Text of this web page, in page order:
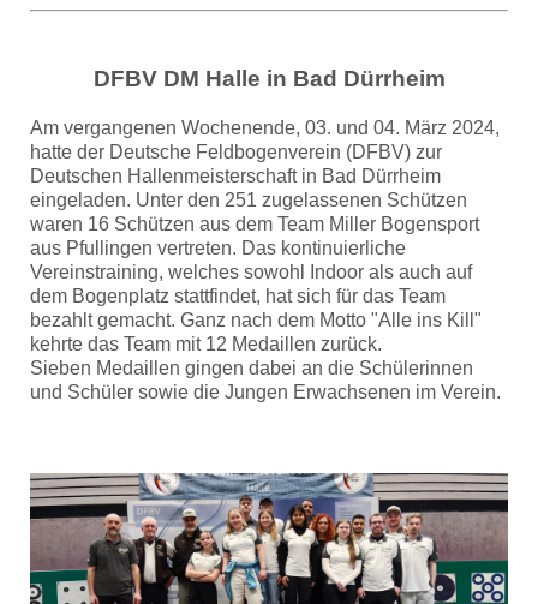
DFBV DM Halle in Bad Dürrheim
Am vergangenen Wochenende, 03. und 04. März 2024,
hatte der Deutsche Feldbogenverein (DFBV) zur
Deutschen Hallenmeisterschaft in Bad Dürrheim
eingeladen. Unter den 251 zugelassenen Schützen
waren 16 Schützen aus dem Team Miller Bogensport
aus Pfullingen vertreten. Das kontinuierliche
Vereinstraining, welches sowohl Indoor als auch auf
dem Bogenplatz stattfindet, hat sich für das Team
bezahlt gemacht. Ganz nach dem Motto "Alle ins Kill"
kehrte das Team mit 12 Medaillen zurück.
Sieben Medaillen gingen dabei an die Schülerinnen
und Schüler sowie die Jungen Erwachsenen im Verein.